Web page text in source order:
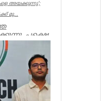
അയക്കുന്നു’;
മു...
പക്ഷെ